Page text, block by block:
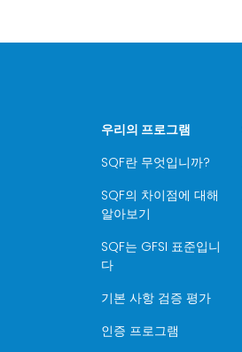
우리의 프로그램
SQF란 무엇입니까?
SQF의 차이점에 대해
알아보기
SQF는 GFSI 표준입니
다
기본 사항 검증 평가
인증 프로그램